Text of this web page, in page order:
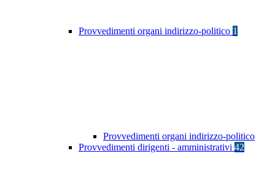
Provvedimenti organi indirizzo-politico 1
Provvedimenti organi indirizzo-politico
Provvedimenti dirigenti - amministrativi 42